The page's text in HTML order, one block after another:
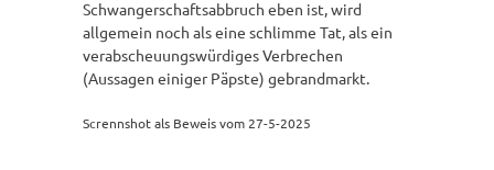
Schwangerschaftsabbruch eben ist, wird
allgemein noch als eine schlimme Tat, als ein
verabscheuungswürdiges Verbrechen
(Aussagen einiger Päpste) gebrandmarkt.
Scrennshot als Beweis vom 27-5-2025